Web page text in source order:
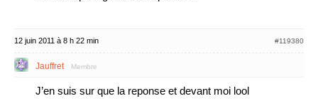
12 juin 2011 à 8 h 22 min #119380
Jauffret Membre
J’en suis sur que la reponse et devant moi lool